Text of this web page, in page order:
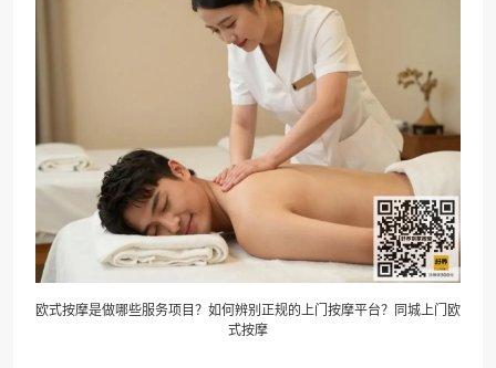
欧式按摩是做哪些服务项目？如何辨别正规的上门按摩平台？同城上门欧
式按摩